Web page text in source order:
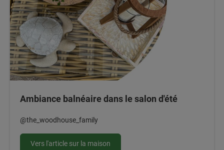
Ambiance balnéaire dans le salon d'été
@the_woodhouse_family
Vers l'article sur la maison